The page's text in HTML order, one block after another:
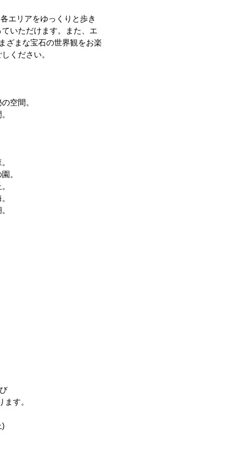
エリアをゆっくりと歩き
いただけます。また、エ
ざまな宝石の世界観をお楽
ください。
空間。
。
す。
)